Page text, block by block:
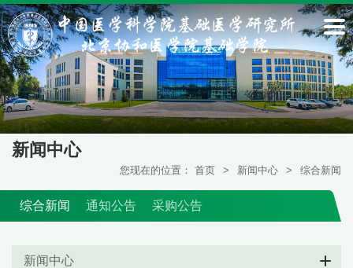
新闻中心
您现在的位置： 首页 > 新闻中心 > 综合新闻
综合新闻 通知公告 采购公告
新闻中心